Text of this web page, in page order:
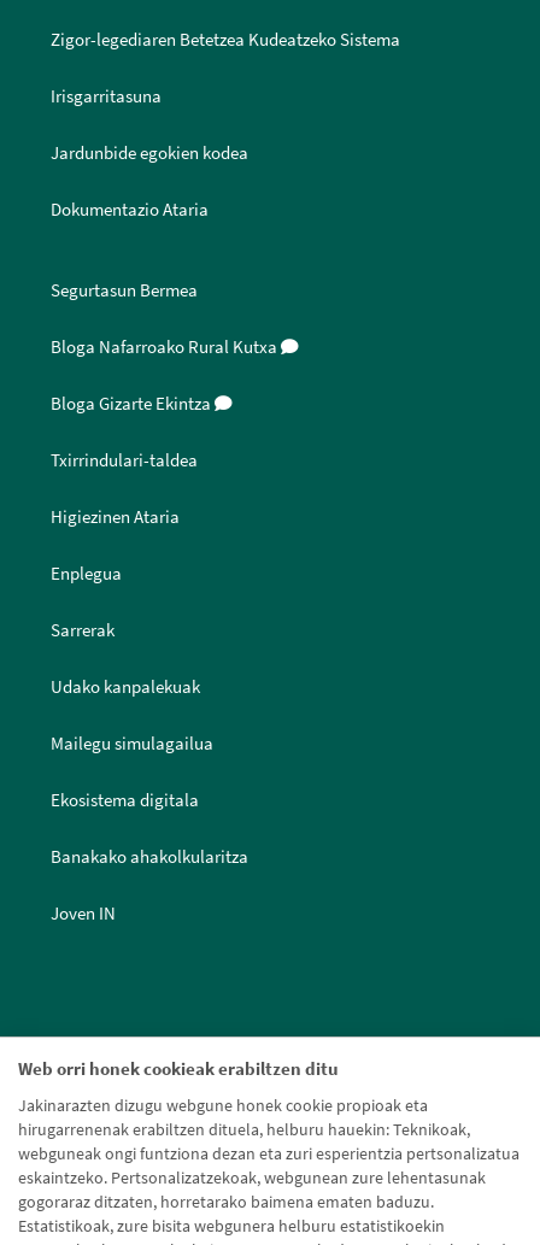
Web orri honek cookieak erabiltzen ditu
Jakinarazten dizugu webgune honek cookie propioak eta
hirugarrenenak erabiltzen dituela, helburu hauekin: Teknikoak,
webguneak ongi funtziona dezan eta zuri esperientzia pertsonalizatua
eskaintzeko. Pertsonalizatzekoak, webgunean zure lehentasunak
gogoraraz ditzaten, horretarako baimena ematen baduzu.
Estatistikoak, zure bisita webgunera helburu estatistikoekin
Zigor-legediaren Betetzea Kudeatzeko Sistema
Irisgarritasuna
Jardunbide egokien kodea
Dokumentazio Ataria
Segurtasun Bermea
Bloga Nafarroako Rural Kutxa
Bloga Gizarte Ekintza
Txirrindulari-taldea
Higiezinen Ataria
Enplegua
Sarrerak
Udako kanpalekuak
Mailegu simulagailua
Ekosistema digitala
Banakako ahakolkularitza
Joven IN